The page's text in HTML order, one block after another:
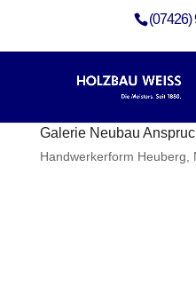
(07426)
Galerie Neubau
Handwerkerform Heuberg